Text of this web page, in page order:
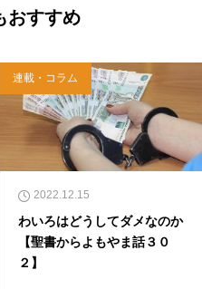
〜』（日本実業出版）、『人生
、『世界一ゆるい聖書入門』、
聖書教室』（「ふざけ担当」LE
講談社）などがある。新著<a hr
376F9aC">『ふっと心がラ
ぬ夜の聖書のことば』（大和書
２年３月１５日発売。
おすすめ
連載・コラム
2022.12.15
わいろはどうしてダメなのか
【聖書からよもやま話３０
２】